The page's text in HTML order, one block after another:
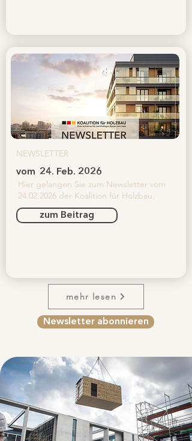
NEWSLETTER
vom 24. Feb. 2026
Hier gelangen Sie zum Newsletter vom
24.02.2026 der Koalition für Holzbau.
zum Beitrag
mehr lesen
Newsletter abonnieren